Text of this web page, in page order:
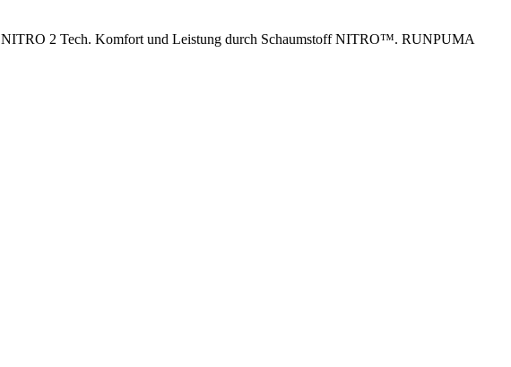
2 Tech. Komfort und Leistung durch Schaumstoff NITRO™. RUNPUMA